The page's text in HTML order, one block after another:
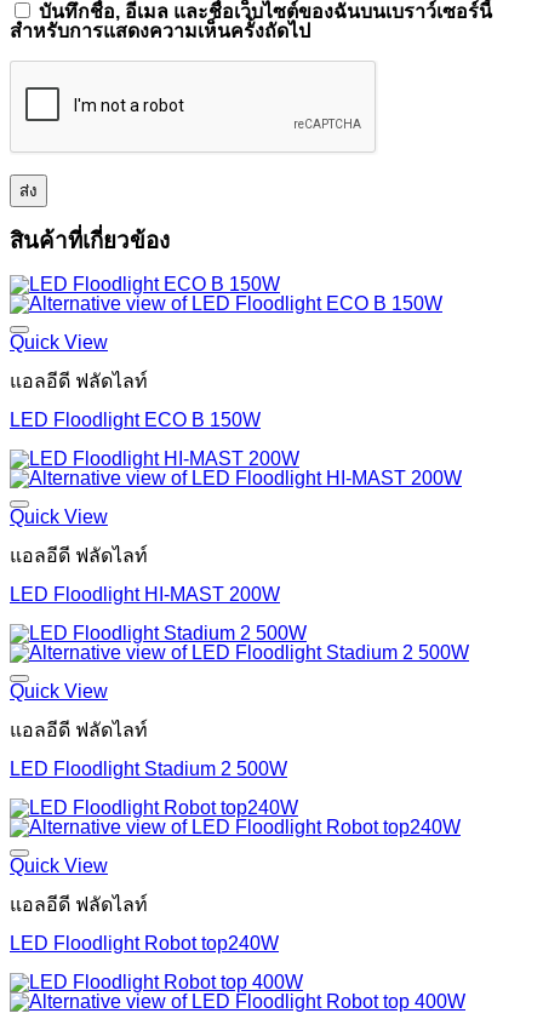
บันทึกชื่อ, อีเมล และชื่อเว็บไซต์ของฉันบนเบราว์เซอร์นี้
สำหรับการแสดงความเห็นครั้งถัดไป
สินค้าที่เกี่ยวข้อง
Quick View
แอลอีดี ฟลัดไลท์
LED Floodlight ECO B 150W
Quick View
แอลอีดี ฟลัดไลท์
LED Floodlight HI-MAST 200W
Quick View
แอลอีดี ฟลัดไลท์
LED Floodlight Stadium 2 500W
Quick View
แอลอีดี ฟลัดไลท์
LED Floodlight Robot top240W